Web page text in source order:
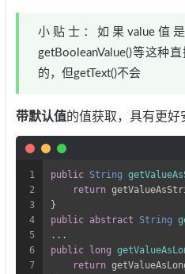
小贴士：如果value值是
getBooleanValue()等这种
的，但getText()不会
带默认值的值获取，具有更好
1
2
3
4
5
6
7
public String
return
}
public abstract String
...
public
long
return